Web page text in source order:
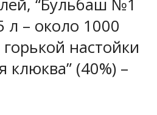
“Бульбаш №1
л – около 1000
настойки
клюква” (40%) –